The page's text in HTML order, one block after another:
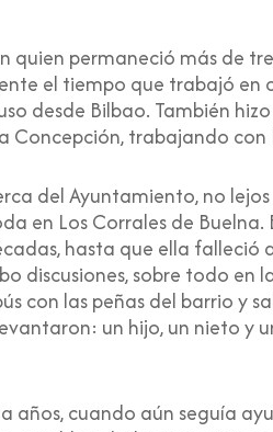
quien permaneció más de
el tiempo que trabajó en
desde Bilbao. También
Concepción, trabajando con
del Ayuntamiento, no
en Los Corrales de
hasta que ella falleció
discusiones, sobre todo en
con las peñas del barrio y
un hijo, un nieto y
años, cuando aún seguía